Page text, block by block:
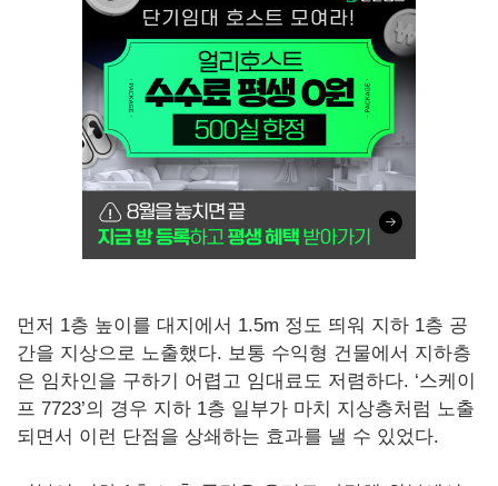
먼저 1층 높이를 대지에서 1.5m 정도 띄워 지하 1층 공
간을 지상으로 노출했다. 보통 수익형 건물에서 지하층
은 임차인을 구하기 어렵고 임대료도 저렴하다. ‘스케이
프 7723’의 경우 지하 1층 일부가 마치 지상층처럼 노출
되면서 이런 단점을 상쇄하는 효과를 낼 수 있었다.